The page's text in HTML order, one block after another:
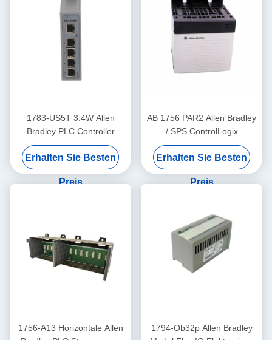
1783-US5T 3.4W Allen
Bradley PLC Controller
Industrie-Ethernet-Schalter
Fünf Kupfer-Ports
Erhalten Sie Besten
Preis
AB 1756 PAR2 Allen Bradley
/ SPS ControlLogix
Redundantes Netzteil-Kit
Erhalten Sie Besten
Preis
1756-A13 Horizontale Allen
1794-Ob32p Allen Bradley